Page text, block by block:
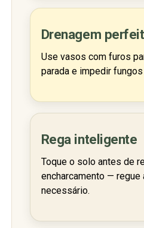
Drenagem
Use vasos com furos
parada e impedir
Rega inteligente
Toque o solo antes de
encharcamento — regue
necessário.